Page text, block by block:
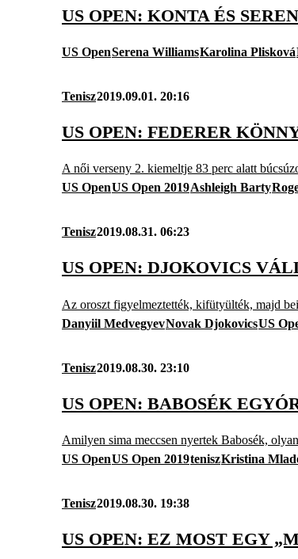
US OPEN: KONTA ÉS
US OpenSerena WilliamsKarolina Plisková
Tenisz2019.09.01. 20:16
US OPEN: FEDERER
A női verseny 2. kiemeltje 83 perc alatt
US OpenUS Open 2019Ashleigh Barty
Tenisz2019.08.31. 06:23
US OPEN: DJOKOVICS
Az oroszt figyelmeztették, kifütyülték, majd
Danyiil MedvegyevNovak DjokovicsUS
Tenisz2019.08.30. 23:10
US OPEN: BABOSÉK
Amilyen sima meccsen nyertek Babosék,
US OpenUS Open 2019teniszKristina
Tenisz2019.08.30. 19:38
US OPEN: EZ MOST EGY